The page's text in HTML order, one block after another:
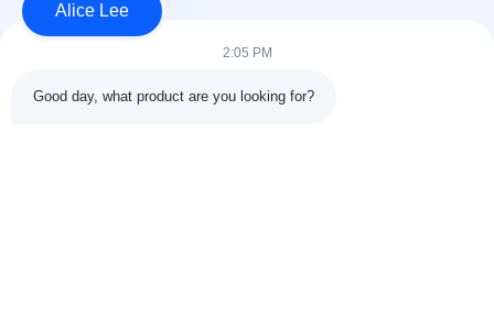
populaire categorieën
de bouw van de
De Workshop van de
Alice Lee
2:05 PM
Good day, what product are you looking for?